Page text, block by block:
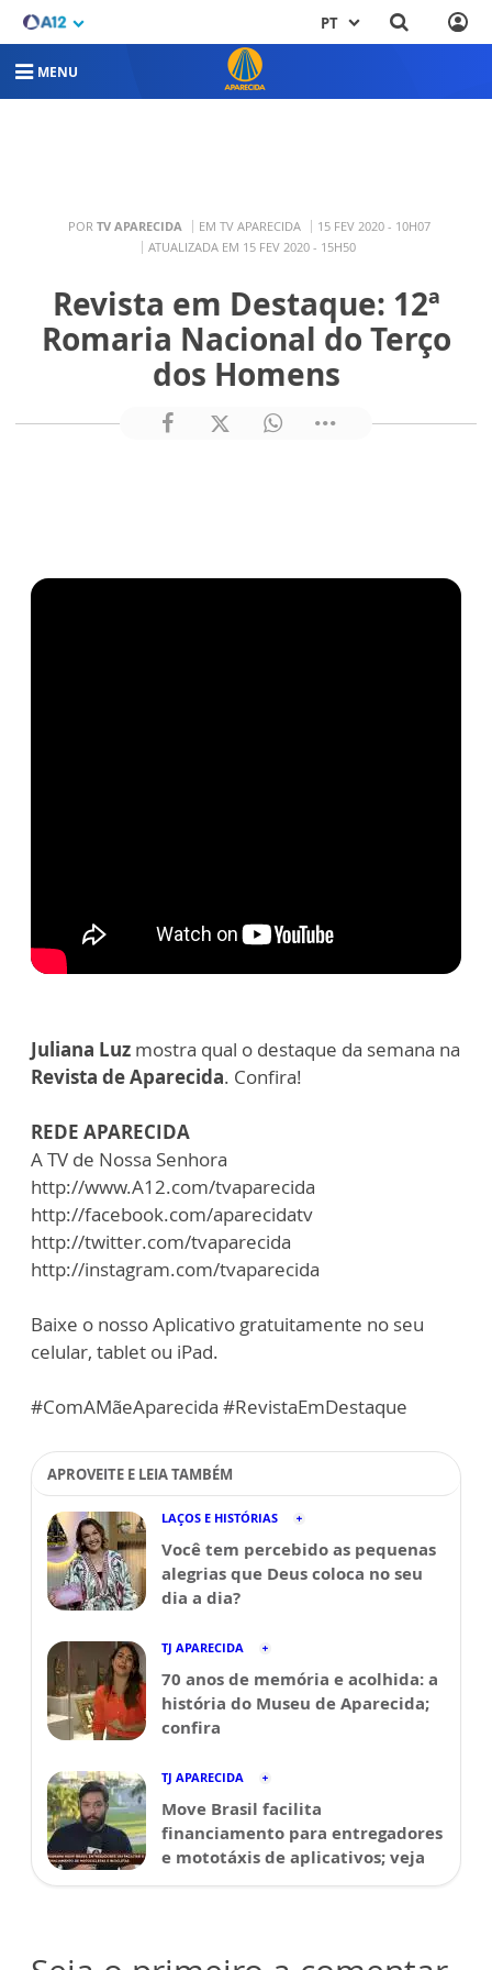
PT
MENU
POR TV APARECIDA EM TV APARECIDA
15 FEV 2020 - 10H07
ATUALIZADA EM 15 FEV 2020 - 15H50
Revista em Destaque: 12ª
Romaria Nacional do Terço
dos Homens
Juliana Luz mostra qual o destaque da semana na
Revista de Aparecida. Confira!
REDE APARECIDA
A TV de Nossa Senhora
http://www.A12.com/tvaparecida
http://facebook.com/aparecidatv
http://twitter.com/tvaparecida
http://instagram.com/tvaparecida
Baixe o nosso Aplicativo gratuitamente no seu
celular, tablet ou iPad.
#ComAMãeAparecida #RevistaEmDestaque
APROVEITE E LEIA TAMBÉM
LAÇOS E HISTÓRIAS
Você tem percebido as pequenas
alegrias que Deus coloca no seu
dia a dia?
TJ APARECIDA
70 anos de memória e acolhida: a
história do Museu de Aparecida;
confira
TJ APARECIDA
Move Brasil facilita
financiamento para entregadores
e mototáxis de aplicativos; veja